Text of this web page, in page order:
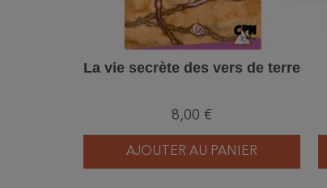
La vie secrète des vers de terre
8,00 €
AJOUTER AU PANIER